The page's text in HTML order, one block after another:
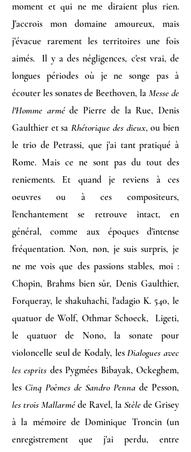
moment et qui ne me diraient plus rien.
J'accrois mon domaine amoureux, mais
j'évacue rarement les territoires une fois
aimés. Il y a des négligences, c'est vrai, de
longues périodes où je ne songe pas à
écouter les sonates de Beethoven, la Messe de
l'Homme arméde Pierre de la Rue, Denis
Gaulthier et saRhétorique des dieux, ou bien
le trio de Petrassi, que j'ai tant pratiqué à
Rome. Mais ce ne sont pas du tout des
reniements. Et quand je reviens à ces
oeuvres ou à ces compositeurs,
l'enchantement se retrouve intact, en
général, comme aux époques d'intense
fréquentation. Non, non, je suis surpris, je
ne me vois que des passions stables, moi :
Chopin, Brahms bien sûr, Denis Gaulthier,
Forqueray, le shakuhachi, l'adagio K. 540, le
quatuor de Wolf, Othmar Schoeck, Ligeti,
le quatuor de Nono, la sonate pour
violoncelle seul de Kodaly, lesDialogues avec
les esprits des Pygmées Bibayak, Ockeghem,
les Cinq Poèmes de Sandro Penna de Pesson,
les trois Mallarméde Ravel, la Stèle de Grisey
à la mémoire de Dominique Troncin (un
enregistrement que j'ai perdu, entre